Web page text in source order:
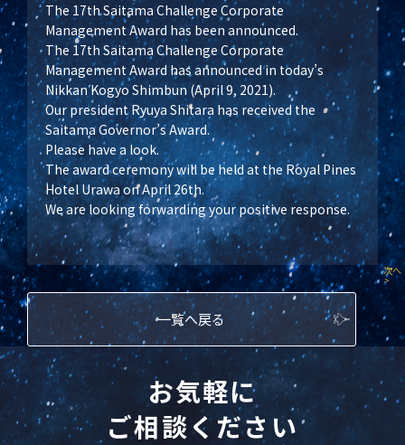
The 17th Saitama Challenge Corporate
Management Award has been announced.
The 17th Saitama Challenge Corporate
Management Award has announced in today’s
Nikkan Kogyo Shimbun (April 9, 2021).
Our president Ryuya Shitara has received the
Saitama Governor’s Award.
Please have a look.
The award ceremony will be held at the Royal Pines
Hotel Urawa on April 26th.
We are looking forwarding your positive response.
一覧へ戻る
次へ
>
お気軽に
ご相談ください